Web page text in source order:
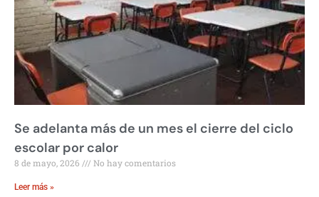
Se adelanta más de un mes el cierre del ciclo
escolar por calor
8 de mayo, 2026 No hay comentarios
Leer más »